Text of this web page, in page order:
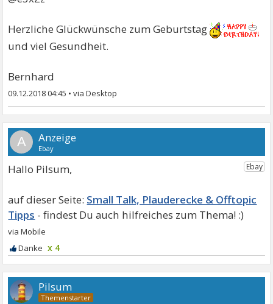
Herzliche Glückwünsche zum Geburtstag
und viel Gesundheit.
Bernhard
09.12.2018 04:45 •
A
Hallo Pilsum,
Small Talk, Plauderecke & Offtopic
Tipps
x 4
Pilsum